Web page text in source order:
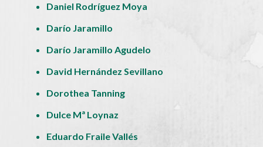
Daniel Rodríguez Moya
Darío Jaramillo
Darío Jaramillo Agudelo
David Hernández Sevillano
Dorothea Tanning
Dulce Mª Loynaz
Eduardo Fraile Vallés